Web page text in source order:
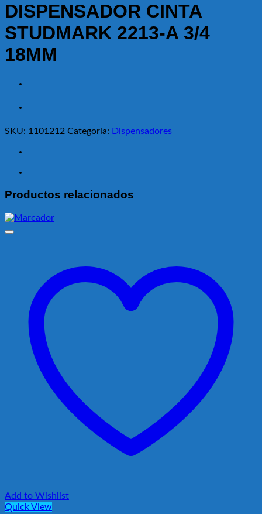
DISPENSADOR CINTA
STUDMARK 2213-A 3/4
18MM
SKU: 1101212 Categoría: Dispensadores
Productos relacionados
Add to Wishlist
Quick View